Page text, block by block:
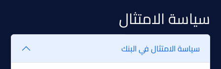
سیاسة الامتثال
سياسة الامتثال في البنك